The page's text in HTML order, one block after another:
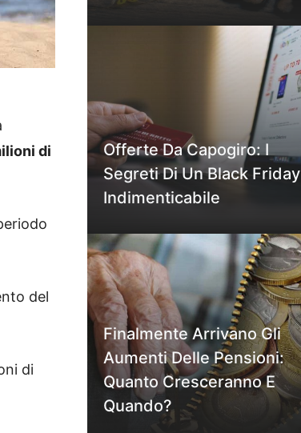
di
del
di
Offerte Da Capogiro: I
Segreti Di Un Black Friday
Indimenticabile
Finalmente Arrivano Gli
Aumenti Delle Pensioni:
Quanto Cresceranno E
Quando?